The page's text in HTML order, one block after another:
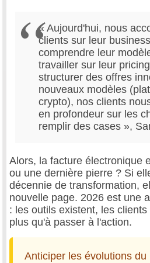
« Aujourd'hui, nous
clients sur leur
comprendre leur
travailler sur leur
structurer des offres
nouveaux modèles
crypto), nos clients
en profondeur sur les
remplir des cases »,
Alors, la facture électronique
ou une dernière pierre ? Si
décennie de transformation,
nouvelle page. 2026 est une
: les outils existent, les
plus qu'à passer à l'action.
Anticiper les évolutions